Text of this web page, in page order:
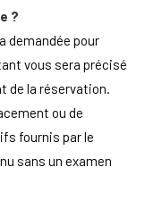
?
demandée pour
vous sera précisé
de la réservation.
ou de
fournis par le
sans un examen